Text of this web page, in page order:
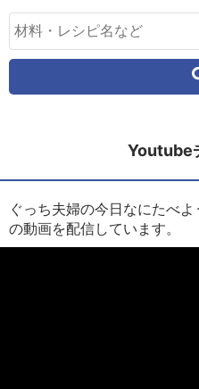
Youtube
ぐっち夫婦の今日なにたべ
の動画を配信しています。